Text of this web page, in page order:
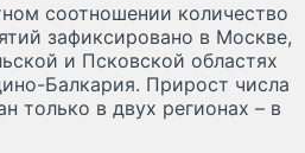
соотношении количество
зафиксировано в Москве,
и Псковской областях
Балкария. Прирост числа
только в двух регионах – в